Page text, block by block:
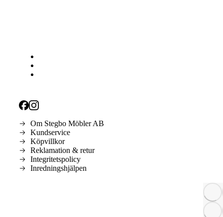
Om Stegbo Möbler AB
Kundservice
Köpvillkor
Reklamation & retur
Integritetspolicy
Inredningshjälpen